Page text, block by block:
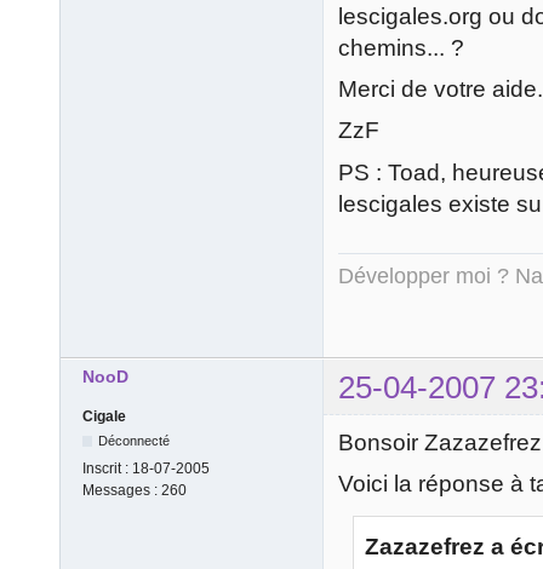
lescigales.org ou
chemins... ?
Merci de votre aide.
ZzF
PS : Toad,
lescigales existe
Développer moi ?
NooD 25-04-2007
Cigale
Déconnecté
Inscrit : 18-07-2005
Messages : 260
Bonsoir
Voici la réponse à
Zazazefrez a